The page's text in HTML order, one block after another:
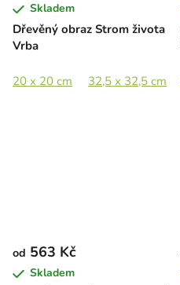
Dřevěný obraz Strom života
Vrba
Skladem
20 x 20 cm 32,5 x 32,5 cm
od 563 Kč
Skladem